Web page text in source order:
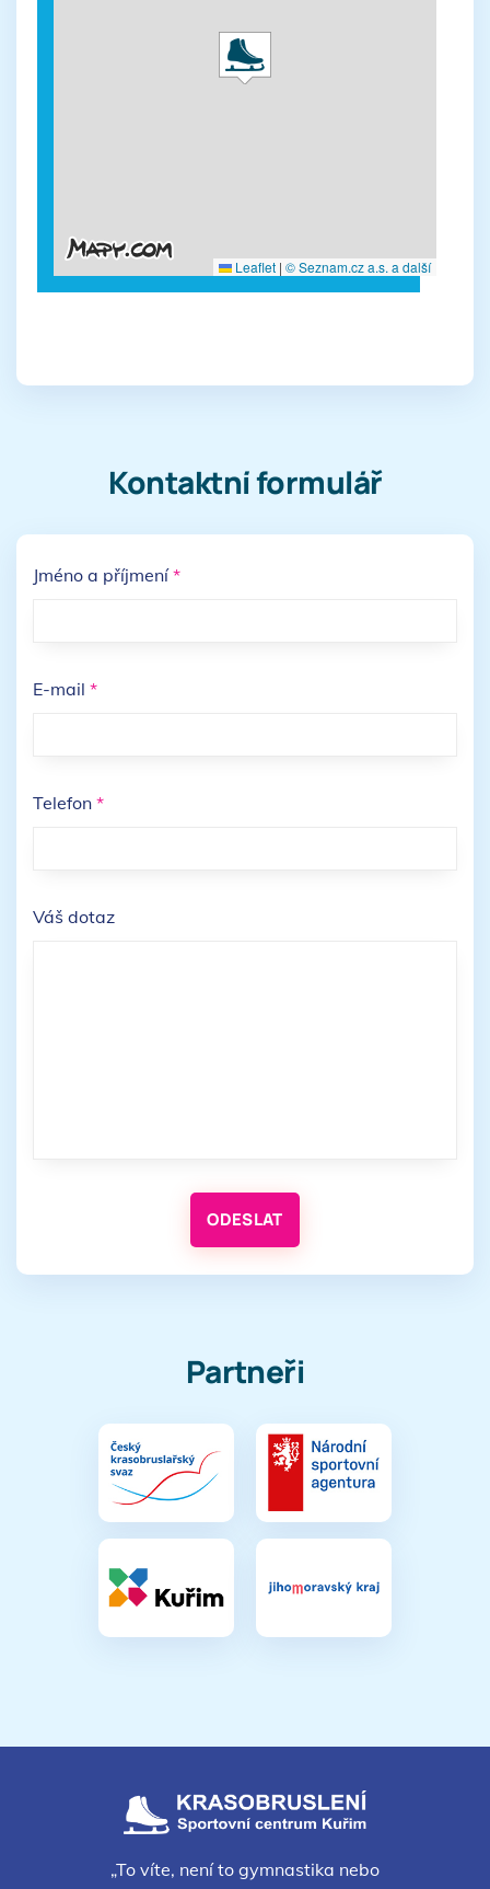
Leaflet | © Seznam.cz a.s. a další
Kontaktní formulář
Jméno a příjmení*
E-mail *
Telefon *
Váš dotaz
ODESLAT
Partneři
„To víte, není to gymnastika nebo